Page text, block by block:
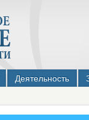
Деятельность